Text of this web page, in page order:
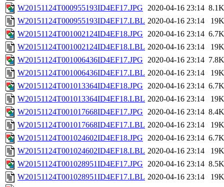
W20151124T000955193ID4EF17.JPG 2020-04-16 23:14 8.1K
W20151124T000955193ID4EF17.LBL 2020-04-16 23:14
19K
W20151124T001002124ID4EF18.JPG 2020-04-16 23:14 6.7K
W20151124T001002124ID4EF18.LBL 2020-04-16 23:14
19K
W20151124T001006436ID4EF17.JPG 2020-04-16 23:14 7.8K
W20151124T001006436ID4EF17.LBL 2020-04-16 23:14
19K
W20151124T001013364ID4EF18.JPG 2020-04-16 23:14 6.7K
W20151124T001013364ID4EF18.LBL 2020-04-16 23:14
19K
W20151124T001017668ID4EF17.JPG 2020-04-16 23:14 8.4K
W20151124T001017668ID4EF17.LBL 2020-04-16 23:14
19K
W20151124T001024602ID4EF18.JPG 2020-04-16 23:14 6.7K
W20151124T001024602ID4EF18.LBL 2020-04-16 23:14
19K
W20151124T001028951ID4EF17.JPG 2020-04-16 23:14 8.5K
W20151124T001028951ID4EF17.LBL 2020-04-16 23:14
19K